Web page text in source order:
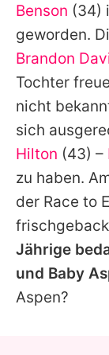
Benson (34)
geworden.
Brandon
Tochter
nicht
sich
Hilton (43) –
zu haben.
der Race to
Jährige
und Baby
Aspen?